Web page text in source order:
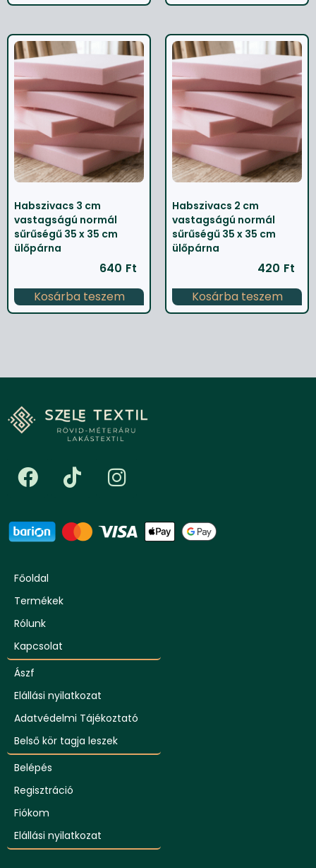
Habszivacs 3 cm
vastagságú normál
sűrűségű 35 x 35 cm
ülőpárna
640 Ft
Kosárba teszem
Habszivacs 2 cm
vastagságú normál
sűrűségű 35 x 35 cm
ülőpárna
420 Ft
Kosárba teszem
Főoldal
Termékek
Rólunk
Kapcsolat
Ászf
Elállási nyilatkozat
Adatvédelmi Tájékoztató
Belső kör tagja leszek
Belépés
Regisztráció
Fiókom
Elállási nyilatkozat